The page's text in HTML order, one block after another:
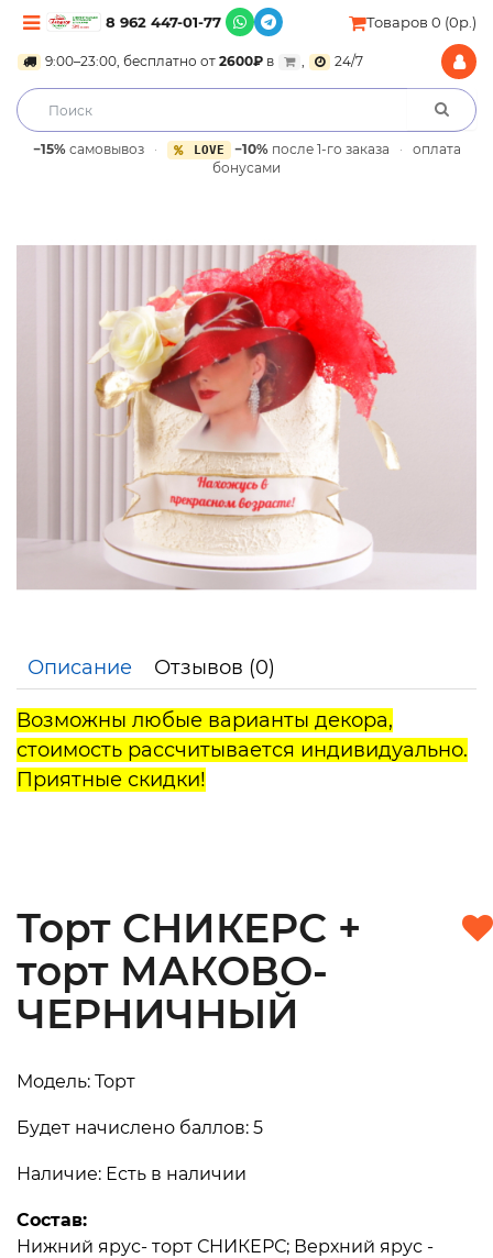
8 962 447-01-77 Товаров 0 (0р.)
9:00–23:00, бесплатно от 2600₽ в , 24/7
−15%самовывоз · LOVE −10%после 1-го заказа ·
оплата
бонусами
Описание Отзывов (0)
Возможны любые варианты декора,
стоимость рассчитывается индивидуально.
Приятные скидки!
Торт СНИКЕРС +
торт МАКОВО-
ЧЕРНИЧНЫЙ
Модель: Торт
Будет начислено баллов: 5
Наличие: Есть в наличии
Состав:
Нижний ярус- торт СНИКЕРС; Верхний ярус -